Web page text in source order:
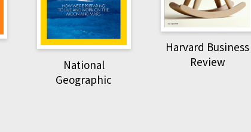
National
Geographic
Harvard Business
Review